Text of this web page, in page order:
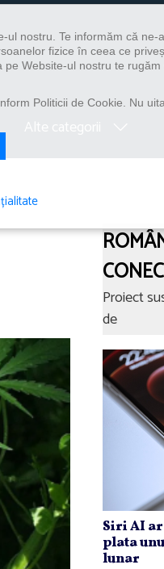
Proiect
de
Siri AI
plata
lunar
ul nostru. Te informăm că ne-
fizice în ceea ce
Website-ul nostru te rugăm
Politicii de Cookie. Nu